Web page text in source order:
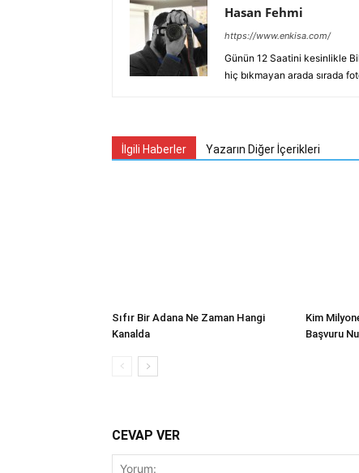
Hasan Fehmi
https://www.enkisa.com/
Günün 12 Saatini kesinlikle
hiç bıkmayan arada sırada
İlgili Haberler Yazarın Diğer İçerikleri
Sıfır Bir Adana Ne Zaman Hangi
Kanalda
Kim
Başvuru
CEVAP VER